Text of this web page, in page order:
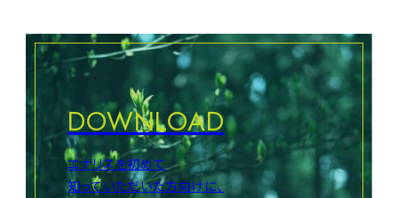
DOWNLOAD
エナリスを初めて
知っていただいた方向けに、